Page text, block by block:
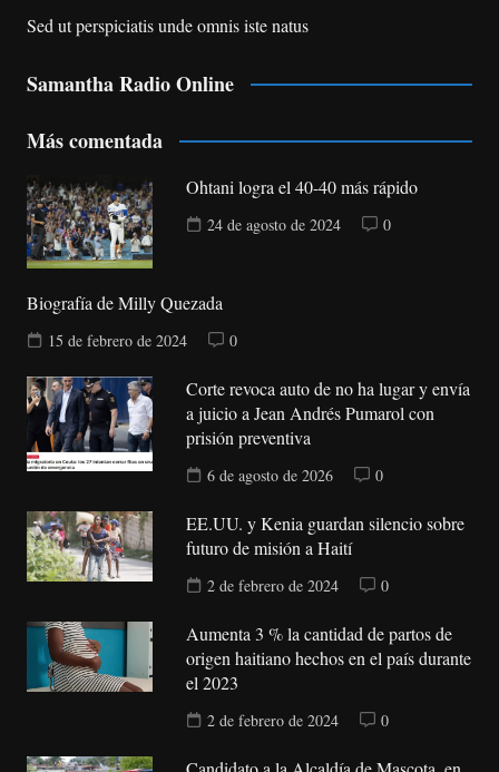
Sed ut perspiciatis unde omnis iste natus
Samantha Radio Online
Más comentada
Ohtani logra el 40-40 más rápido
24 de agosto de 2024 0
Biografía de Milly Quezada
15 de febrero de 2024 0
Corte revoca auto de no ha lugar y envía
a juicio a Jean Andrés Pumarol con
prisión preventiva
6 de agosto de 2026 0
EE.UU. y Kenia guardan silencio sobre
futuro de misión a Haití
2 de febrero de 2024 0
Aumenta 3 % la cantidad de partos de
origen haitiano hechos en el país durante
el 2023
2 de febrero de 2024 0